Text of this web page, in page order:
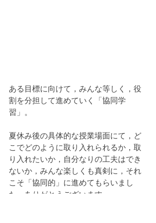
ある目標に向けて，みんな等しく，役
割を分担して進めていく「協同学
習」。
夏休み後の具体的な授業場面にて，ど
こでどのように取り入れられるか，取
り入れたいか，自分なりの工夫はでき
ないか，みんな楽しくも真剣に，それ
こそ「協同的」に進めてもらいまし
た。ありがとうございます。